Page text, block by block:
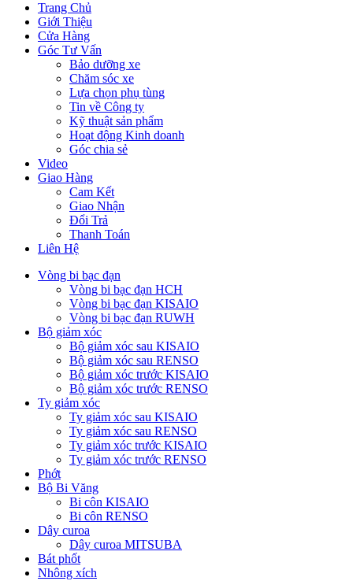
Trang Chủ
Giới Thiệu
Cửa Hàng
Góc Tư Vấn
Bảo dưỡng xe
Chăm sóc xe
Lựa chọn phụ tùng
Tin về Công ty
Kỹ thuật sản phẩm
Hoạt động Kinh doanh
Góc chia sẻ
Video
Giao Hàng
Cam Kết
Giao Nhận
Đổi Trả
Thanh Toán
Liên Hệ
Vòng bi bạc đạn
Vòng bi bạc đạn HCH
Vòng bi bạc đạn KISAIO
Vòng bi bạc đạn RUWH
Bộ giảm xóc
Bộ giảm xóc sau KISAIO
Bộ giảm xóc sau RENSO
Bộ giảm xóc trước KISAIO
Bộ giảm xóc trước RENSO
Ty giảm xóc
Ty giảm xóc sau KISAIO
Ty giảm xóc sau RENSO
Ty giảm xóc trước KISAIO
Ty giảm xóc trước RENSO
Phớt
Bộ Bi Văng
Bi côn KISAIO
Bi côn RENSO
Dây curoa
Dây curoa MITSUBA
Bát phốt
Nhông xích